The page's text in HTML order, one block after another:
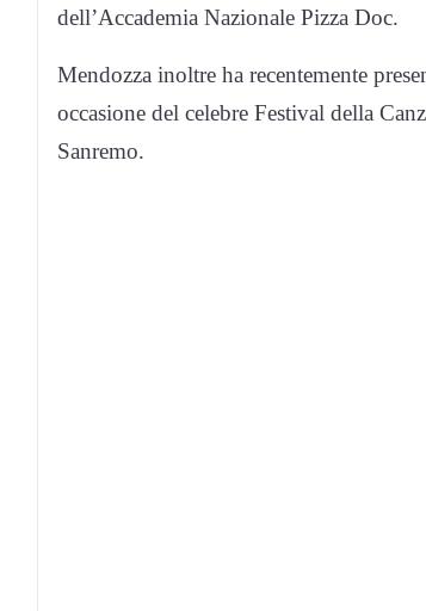
dell’Accademia Nazionale Pizza Doc.
Mendozza inoltre ha recentemente
occasione del celebre Festival della
Sanremo.